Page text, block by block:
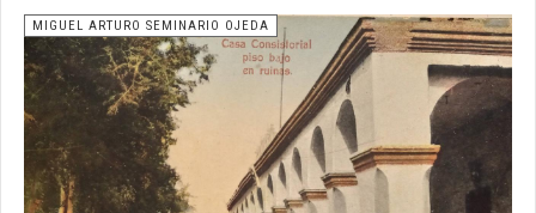
MIGUEL ARTURO SEMINARIO OJEDA